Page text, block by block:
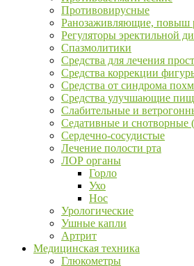
Противовирусные
Ранозаживляющие, повыш
Регуляторы эректильной
Спазмолитики
Средства для лечения
Средства коррекции
Средства от синдрома
Средства улучшающие
Слабительные и
Седативные и
Сердечно-сосудистые
Лечение полости рта
ЛОР органы
Горло
Ухо
Нос
Урологические
Ушные капли
Артрит
Медицинская техника
Глюкометры